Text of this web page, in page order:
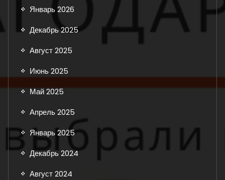
Январь 2026
Декабрь 2025
Август 2025
Июнь 2025
Май 2025
Апрель 2025
Январь 2025
Декабрь 2024
Август 2024